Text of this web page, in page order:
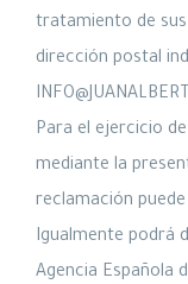
tratamiento de
dirección postal
Para el ejercicio
mediante la
reclamación
Igualmente podrá
Agencia Española